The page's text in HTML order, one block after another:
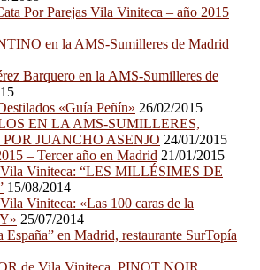
Por Parejas Vila Viniteca – año 2015
en la AMS-Sumilleres de Madrid
Barquero en la AMS-Sumilleres de
«Guía Peñín» 26/02/2015
EN LA AMS-SUMILLERES,
JUANCHO ASENJO 24/01/2015
– Tercer año en Madrid 21/01/2015
Viniteca: “LES MILLÉSIMES DE
15/08/2014
Viniteca: «Las 100 caras de la
25/07/2014
España” en Madrid, restaurante SurTopía
de Vila Viniteca, PINOT NOIR